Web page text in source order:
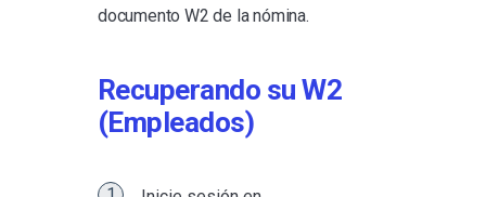
documento W2 de la nómina.
Recuperando su W2
(Empleados)